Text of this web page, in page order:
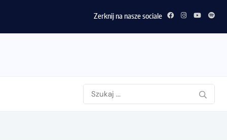
Zerknij na nasze sociale